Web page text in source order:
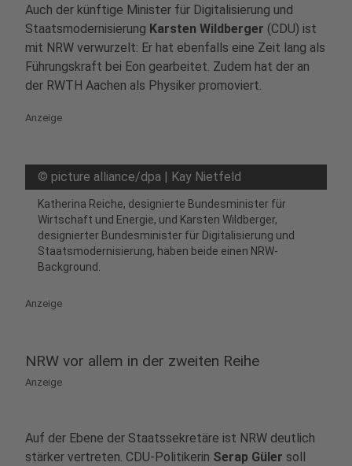
Auch der künftige Minister für Digitalisierung und
Staatsmodernisierung Karsten Wildberger (CDU) ist
mit NRW verwurzelt: Er hat ebenfalls eine Zeit lang als
Führungskraft bei Eon gearbeitet. Zudem hat der an
der RWTH Aachen als Physiker promoviert.
Anzeige
© picture alliance/dpa | Kay Nietfeld
Katherina Reiche, designierte Bundesminister für
Wirtschaft und Energie, und Karsten Wildberger,
designierter Bundesminister für Digitalisierung und
Staatsmodernisierung, haben beide einen NRW-
Background.
Anzeige
NRW vor allem in der zweiten Reihe
Anzeige
Auf der Ebene der Staatssekretäre ist NRW deutlich
stärker vertreten. CDU-Politikerin Serap Güler soll